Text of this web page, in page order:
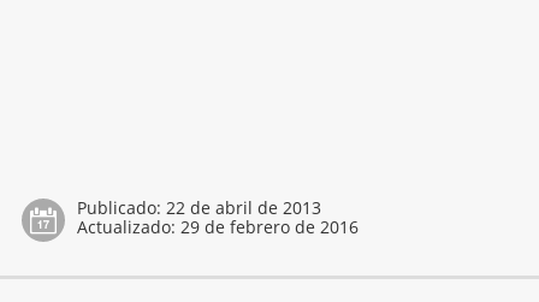
Publicado: 22 de abril de 2013
Actualizado: 29 de febrero de 2016